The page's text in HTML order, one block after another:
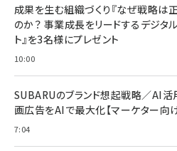
￥1,100
anan(アンアン
￥880
ママ投資家が育休中
すい ガイド枠付き
2枚セット
￥1,599
￥6,980
全ワイヤレスイヤホ
￥5,000
Anker PowerLine
Pro/Air 各種対応
￥1,890
成果を生む組織づくり『なぜ戦略は
のか？ 事業成長をリードするデジタ
ト』を3名様にプレゼント
10:00
SUBARUのブランド想起戦略／AI活
画広告をAIで最大化【マーケター向
7:04